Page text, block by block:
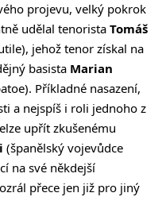
projevu, velký pokrok
udělal tenorista Tomáš
jehož tenor získal na
basista Marian
Příkladné nasazení,
a nejspíš i roli jednoho z
upřít zkušenému
(španělský vojevůdce
na své někdejší
přece jen již pro jiný